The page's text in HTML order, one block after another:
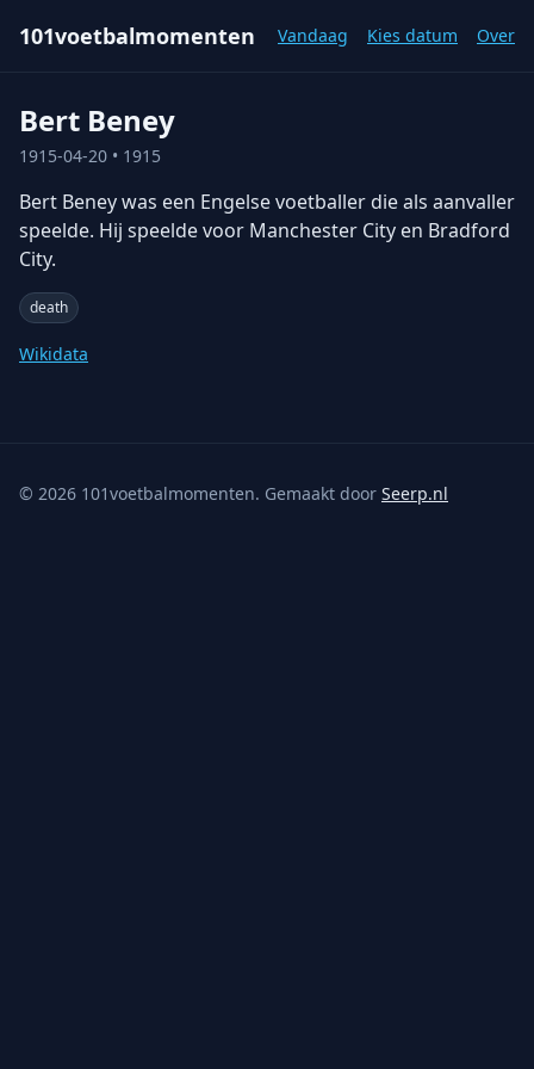
101voetbalmomenten Vandaag Kies datum Over
Bert Beney
1915-04-20 • 1915
Bert Beney was een Engelse voetballer die als aanvaller
speelde. Hij speelde voor Manchester City en Bradford
City.
death
Wikidata
© 2026 101voetbalmomenten. Gemaakt door Seerp.nl